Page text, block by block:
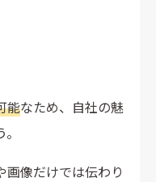
能なため、自社の魅
像だけでは伝わり